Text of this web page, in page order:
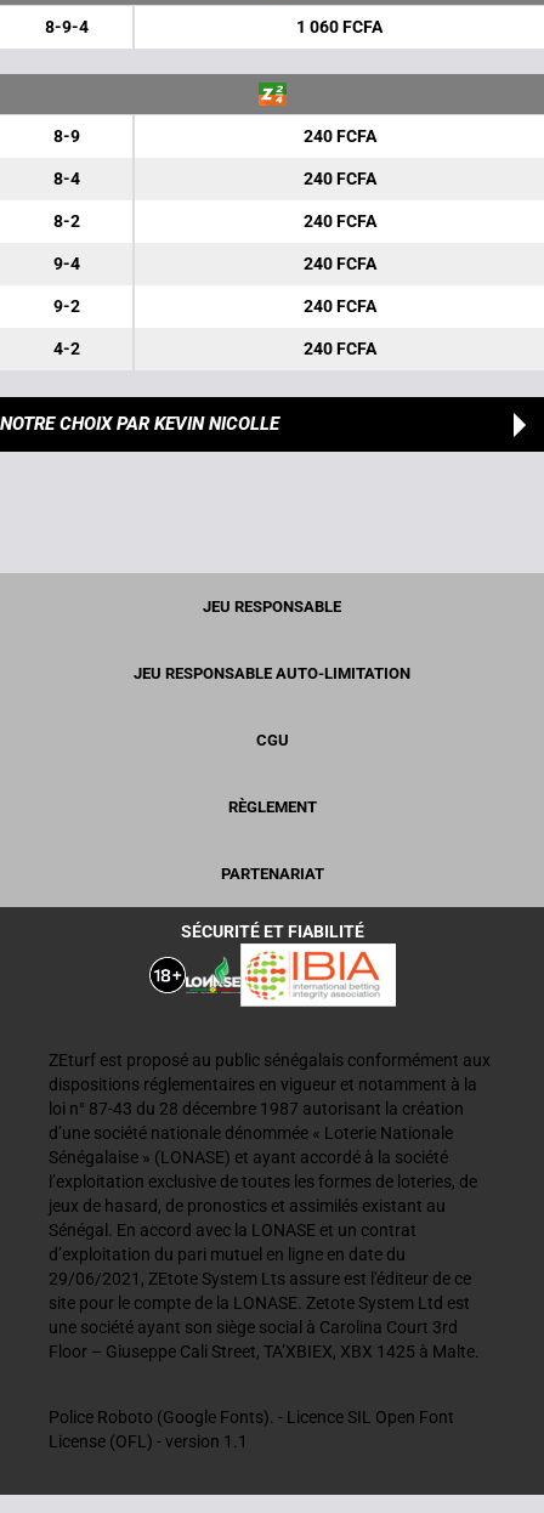
8-9-4 1 060 FCFA
8-9 240 FCFA
8-4 240 FCFA
8-2 240 FCFA
9-4 240 FCFA
9-2 240 FCFA
4-2 240 FCFA
NOTRE CHOIX PAR KEVIN NICOLLE
JEU RESPONSABLE
JEU RESPONSABLE AUTO-LIMITATION
CGU
RÈGLEMENT
PARTENARIAT
SÉCURITÉ ET FIABILITÉ
ZEturf est proposé au public sénégalais conformément aux
dispositions réglementaires en vigueur et notamment à la
loi n° 87-43 du 28 décembre 1987 autorisant la création
d’une société nationale dénommée « Loterie Nationale
Sénégalaise » (LONASE) et ayant accordé à la société
l’exploitation exclusive de toutes les formes de loteries, de
jeux de hasard, de pronostics et assimilés existant au
Sénégal. En accord avec la LONASE et un contrat
d’exploitation du pari mutuel en ligne en date du
29/06/2021, ZEtote System Lts assure est l'éditeur de ce
site pour le compte de la LONASE. Zetote System Ltd est
une société ayant son siège social à Carolina Court 3rd
Floor – Giuseppe Cali Street, TA’XBIEX, XBX 1425 à Malte.
Police Roboto (Google Fonts). - Licence SIL Open Font
License (OFL) - version 1.1